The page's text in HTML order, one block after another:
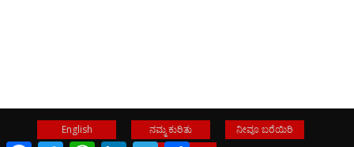
English ನಮ್ಮ ಕುರಿತು
ನೀವೂ ಬರೆಯಿರಿ